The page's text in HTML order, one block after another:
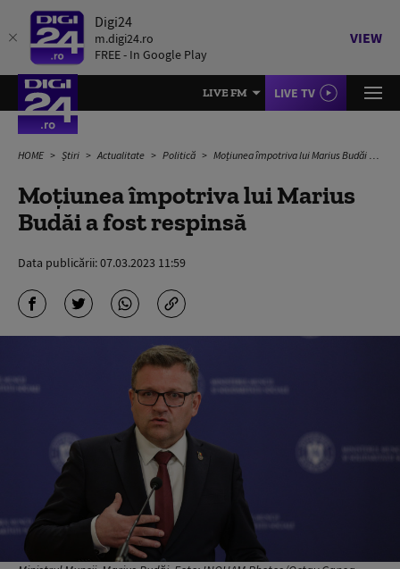
Digi24
m.digi24.ro
FREE - In Google Play
VIEW
LIVE FM LIVE TV
HOME Știri Actualitate Politică Moțiunea împotriva lui Marius Budăi a fost respinsă
Moțiunea împotriva lui Marius
Budăi a fost respinsă
Data publicării:07.03.2023 11:59